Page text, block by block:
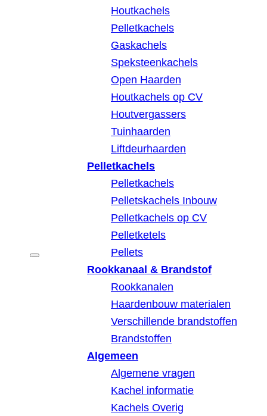
Houtkachels
Pelletkachels
Gaskachels
Speksteenkachels
Open Haarden
Houtkachels op CV
Houtvergassers
Tuinhaarden
Liftdeurhaarden
Pelletkachels
Pelletkachels
Pelletskachels Inbouw
Pelletkachels op CV
Pelletketels
Pellets
Rookkanaal & Brandstof
Rookkanalen
Haardenbouw materialen
Verschillende brandstoffen
Brandstoffen
Algemeen
Algemene vragen
Kachel informatie
Kachels Overig